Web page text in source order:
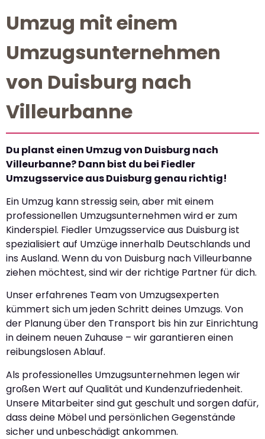
Umzug mit einem
Umzugsunternehmen
von Duisburg nach
Villeurbanne
Du planst einen Umzug von Duisburg nach
Villeurbanne? Dann bist du bei Fiedler
Umzugsservice aus Duisburg genau richtig!
Ein Umzug kann stressig sein, aber mit einem
professionellen Umzugsunternehmen wird er zum
Kinderspiel. Fiedler Umzugsservice aus Duisburg ist
spezialisiert auf Umzüge innerhalb Deutschlands und
ins Ausland. Wenn du von Duisburg nach Villeurbanne
ziehen möchtest, sind wir der richtige Partner für dich.
Unser erfahrenes Team von Umzugsexperten
kümmert sich um jeden Schritt deines Umzugs. Von
der Planung über den Transport bis hin zur Einrichtung
in deinem neuen Zuhause – wir garantieren einen
reibungslosen Ablauf.
Als professionelles Umzugsunternehmen legen wir
großen Wert auf Qualität und Kundenzufriedenheit.
Unsere Mitarbeiter sind gut geschult und sorgen dafür,
dass deine Möbel und persönlichen Gegenstände
sicher und unbeschädigt ankommen.